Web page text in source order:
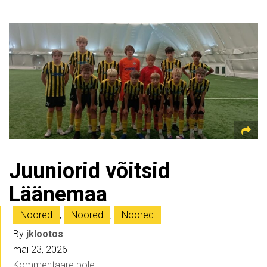
Juuniorid võitsid
Läänemaa
Noored , Noored ,
Noored
By jklootos
mai 23, 2026